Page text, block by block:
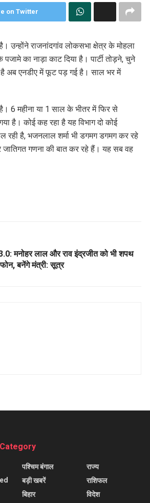
on Twitter
उन्होंने राजनांदगांव लोकसभा क्षेत्र के मोहला
का नाड़ा काट दिया है। पार्टी तोड़ने, चुने
अब एनडीए में फूट पड़ गई है। साल भर में
6 महीना या 1 साल के भीतर में फिर से
है। कोई कह रहा है यह विभाग दो कोई
रही है, भजनलाल शर्मा भी डगमग डगमग कर रहे
जातिगत गणना की बात कर रहे हैं। यह सब वह
मनोहर लाल और राव इंद्रजीत को भी शपथ
बनेंगे मंत्री: सूत्र
पश्चिम बंगाल
बड़ी खबरें
बिहार
राज्य
राशिफल
विदेश